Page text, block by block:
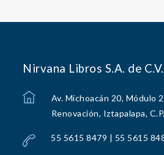
Nirvana Libros S.A. de C.V.
Av. Michoacán 20, Módulo
Renovación, Iztapalapa,
55 5615 8479 | 55 5615